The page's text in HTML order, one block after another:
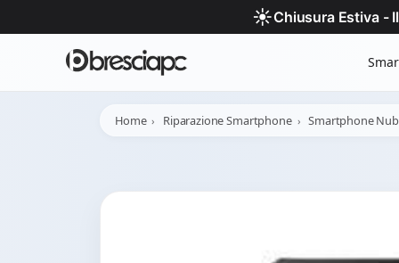
☀️Chiusura Estiva -
Home Riparazione Smartphone Smartphone